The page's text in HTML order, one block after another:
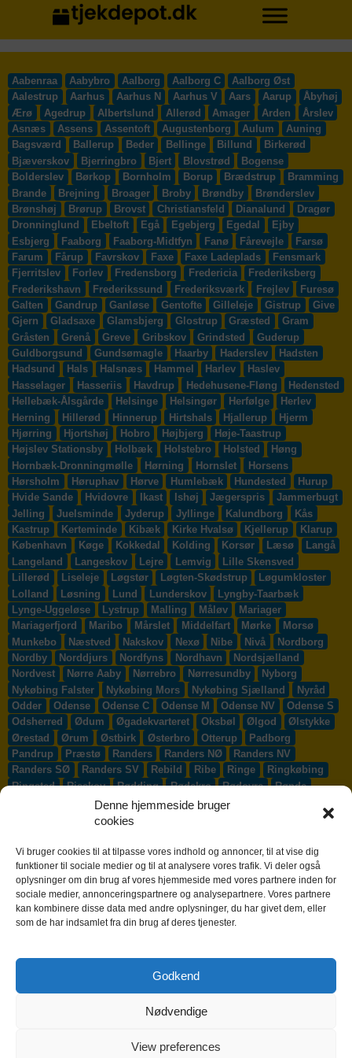
Denne hjemmeside bruger
cookies
Vi bruger cookies til at tilpasse vores indhold og annoncer, til at vise dig
funktioner til sociale medier og til at analysere vores trafik. Vi deler også
oplysninger om din brug af vores hjemmeside med vores partnere inden for
sociale medier, annonceringspartnere og analysepartnere. Vores partnere
kan kombinere disse data med andre oplysninger, du har givet dem, eller
som de har indsamlet fra din brug af deres tjenester.
Godkend
Nødvendige
View preferences
Aabenraa Aabybro Aalborg Aalborg C
Aalborg Øst
Aalestrup
Aarhus Aarhus N Aarhus V Aars Aarup
Åbyhøj
Ærø
Agedrup Albertslund Allerød Amager Arden
Årslev
Asnæs
Assens Assentoft Augustenborg Aulum
Auning
Bagsværd
Ballerup Beder Bellinge Billund
Birkerød
Bjæverskov
Bjerringbro Bjert Blovstrød
Bogense
Bolderslev
Børkop Bornholm Borup Brædstrup
Bramming
Brande
Brejning Broager Broby Brøndby
Brønderslev
Brønshøj
Brørup Brovst Christiansfeld Dianalund
Dragør
Dronninglund
Ebeltoft Egå Egebjerg Egedal
Ejby
Esbjerg
Faaborg Faaborg-Midtfyn Fanø Fårevejle
Farsø
Farum
Fårup Favrskov Faxe Faxe Ladeplads
Fensmark
Fjerritslev
Forlev Fredensborg Fredericia
Frederiksberg
Frederikshavn
Frederikssund Frederiksværk Frejlev
Furesø
Galten
Gandrup Ganløse Gentofte Gilleleje Gistrup
Give
Gjern
Gladsaxe Glamsbjerg Glostrup Græsted
Gram
Gråsten
Grenå Greve Gribskov Grindsted
Guderup
Guldborgsund
Gundsømagle Haarby Haderslev
Hadsten
Hadsund
Hals Halsnæs Hammel Harlev
Haslev
Hasselager
Hasseriis Havdrup Hedehusene-Fløng
Hedensted
Hellebæk-Ålsgårde
Helsinge Helsingør Herfølge
Herlev
Herning
Hillerød Hinnerup Hirtshals Hjallerup
Hjerm
Hjørring
Hjortshøj Hobro Højbjerg
Høje-Taastrup
Højslev Stationsby
Holbæk Holstebro Holsted
Høng
Hornbæk-Dronningmølle
Hørning Hornslet
Horsens
Hørsholm
Høruphav Hørve Humlebæk Hundested
Hurup
Hvide Sande
Hvidovre Ikast Ishøj Jægerspris
Jammerbugt
Jelling
Juelsminde Jyderup Jyllinge Kalundborg
Kås
Kastrup
Kerteminde Kibæk Kirke Hvalsø Kjellerup
Klarup
København
Køge Kokkedal Kolding Korsør Læsø
Langå
Langeland
Langeskov Lejre Lemvig
Lille Skensved
Lillerød
Liseleje Løgstør Løgten-Skødstrup
Løgumkloster
Lolland
Løsning Lund Lunderskov
Lyngby-Taarbæk
Lynge-Uggeløse
Lystrup Malling Måløv
Mariager
Mariagerfjord
Maribo Mårslet Middelfart Mørke
Morsø
Munkebo
Næstved Nakskov Nexø Nibe Nivå
Nordborg
Nordby
Norddjurs Nordfyns Nordhavn
Nordsjælland
Nordvest
Nørre Aaby Nørrebro Nørresundby
Nyborg
Nykøbing Falster
Nykøbing Mors Nykøbing Sjælland
Nyråd
Odder
Odense Odense C Odense M Odense NV
Odense S
Odsherred
Ødum Øgadekvarteret Oksbøl Ølgod
Ølstykke
Ørestad
Ørum Østbirk Østerbro Otterup
Padborg
Pandrup
Præstø Randers Randers NØ
Randers NV
Randers SØ
Randers SV Rebild Ribe Ringe
Ringkøbing
Ringsted
Risskov Rødding Rødekro Rødovre
Rønde
Rønnede Roskilde Rudersdal
Rudkøbing
Ry Ryomgård
Skælskør
Skærbæk Skævinge Skagen
Skalborg
Skanderborg
Skibby Skibet Skive Skjern
Skørping
Skovlunde
Slagelse Slangerup Smørum
Smørumnedre
Sofiendal
Søften Solbjerg Solrød
Solrød Strand
Sønderborg
Søndersø Sorø Starup Stege
Stenløse
Stilling Stoholm
Sunds
Sydhavnen Taastrup
Taulov
Them Thisted Thurø By Tilst Tinglev
Tjæreborg
Tørring Trige
Vestbjerg Vester Hassing